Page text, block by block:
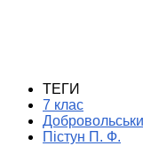
ТЕГИ
7 клас
Пістун П. Ф.